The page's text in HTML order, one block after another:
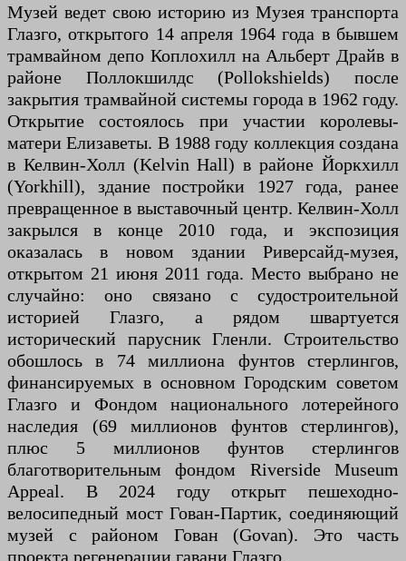
Музей ведет свою историю из Музея транспорта
Глазго, открытого 14 апреля 1964 года в бывшем
трамвайном депо Коплохилл на Альберт Драйв в
районе Поллокшилдс (Pollokshields) после
закрытия трамвайной системы города в 1962 году.
Открытие состоялось при участии королевы-
матери Елизаветы. В 1988 году коллекция создана
в Келвин-Холл (Kelvin Hall) в районе Йоркхилл
(Yorkhill), здание постройки 1927 года, ранее
превращенное в выставочный центр. Келвин-Холл
закрылся в конце 2010 года, и экспозиция
оказалась в новом здании Риверсайд-музея,
открытом 21 июня 2011 года. Место выбрано не
случайно: оно связано с судостроительной
историей Глазго, а рядом швартуется
исторический парусник Гленли. Строительство
обошлось в 74 миллиона фунтов стерлингов,
финансируемых в основном Городским советом
Глазго и Фондом национального лотерейного
наследия (69 миллионов фунтов стерлингов),
плюс 5 миллионов фунтов стерлингов
благотворительным фондом Riverside Museum
Appeal. В 2024 году открыт пешеходно-
велосипедный мост Гован-Партик, соединяющий
музей с районом Гован (Govan). Это часть
проекта регенерации гавани Глазго.